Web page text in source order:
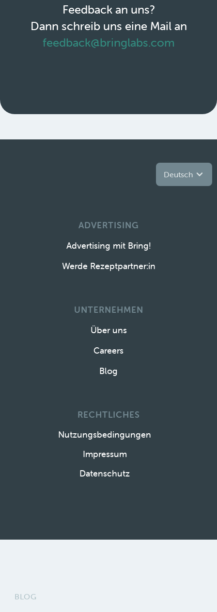
Feedback an uns?
Dann schreib uns eine Mail an
feedback@bringlabs.com
Deutsch
ADVERTISING
Advertising mit Bring!
Werde Rezeptpartner:in
UNTERNEHMEN
Über uns
Careers
Blog
RECHTLICHES
Nutzungsbedingungen
Impressum
Datenschutz
BLOG